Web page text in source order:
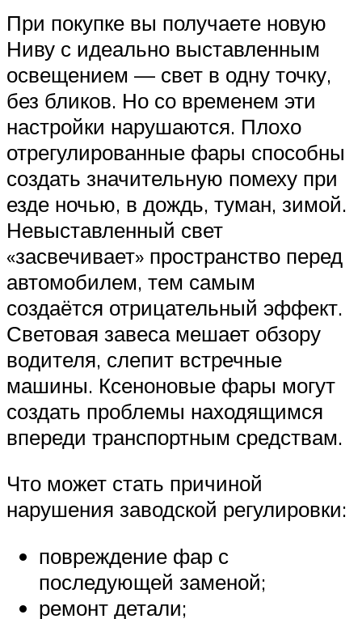
При покупке вы получаете новую
Ниву с идеально выставленным
освещением — свет в одну точку,
без бликов. Но со временем эти
настройки нарушаются. Плохо
отрегулированные фары способны
создать значительную помеху при
езде ночью, в дождь, туман, зимой.
Невыставленный свет
«засвечивает» пространство перед
автомобилем, тем самым
создаётся отрицательный эффект.
Световая завеса мешает обзору
водителя, слепит встречные
машины. Ксеноновые фары могут
создать проблемы находящимся
впереди транспортным средствам.
Что может стать причиной
нарушения заводской регулировки:
повреждение фар с
последующей заменой;
ремонт детали;